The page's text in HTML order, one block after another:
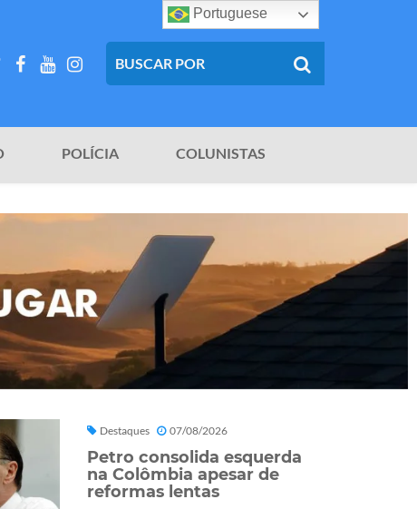
POLÍCIA COLUNISTAS
Destaques 07/08/2026
Petro consolida esquerda
na Colômbia apesar de
reformas lentas
Portuguese